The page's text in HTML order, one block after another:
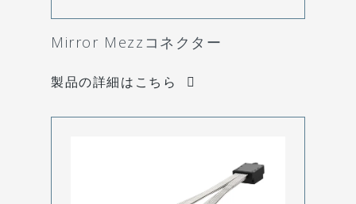
Mirror Mezzコネクター
製品の詳細はこちら